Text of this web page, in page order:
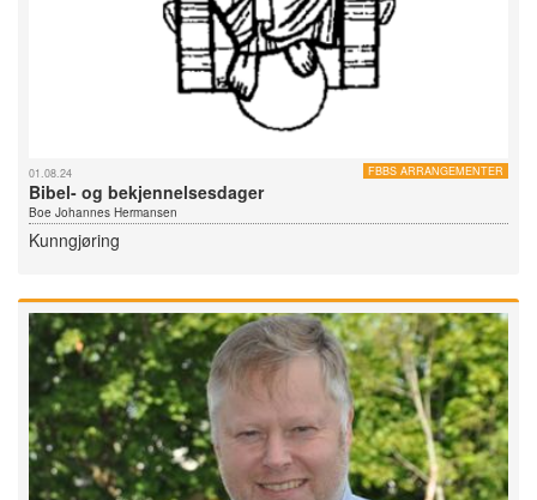
01.08.24 FBBS ARRANGEMENTER
Bibel- og bekjennelsesdager
Boe Johannes Hermansen
Kunngjøring